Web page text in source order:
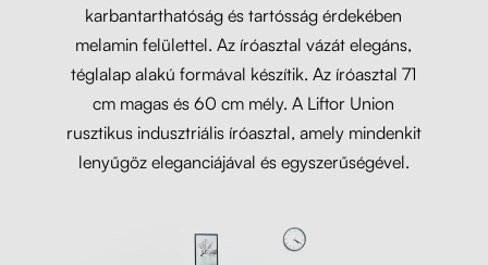
karbantarthatóság és tartósság érdekében
melamin felülettel. Az íróasztal vázát elegáns,
téglalap alakú formával készítik. Az íróasztal 71
cm magas és 60 cm mély. A Liftor Union
rusztikus indusztriális íróasztal, amely mindenkit
lenyűgöz eleganciájával és egyszerűségével.